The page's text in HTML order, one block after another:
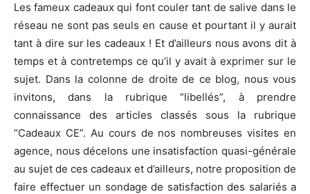
Les fameux cadeaux qui font couler tant de salive dans le
réseau ne sont pas seuls en cause et pourtant il y aurait
tant à dire sur les cadeaux ! Et d’ailleurs nous avons dit à
temps et à contretemps ce qu’il y avait à exprimer sur le
sujet. Dans la colonne de droite de ce blog, nous vous
invitons, dans la rubrique “libellés”, à prendre
connaissance des articles classés sous la rubrique
“Cadeaux CE”. Au cours de nos nombreuses visites en
agence, nous décelons une insatisfaction quasi-générale
au sujet de ces cadeaux et d’ailleurs, notre proposition de
faire effectuer un sondage de satisfaction des salariés a